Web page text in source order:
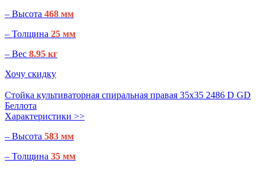
– Высота 468 мм
– Толщина 25 мм
– Вес 8.95 кг
Хочу скидку
Стойка культиваторная спиральная правая 35х35 2486 D GD
Беллота
Характеристики >>
– Высота 583 мм
– Толщина 35 мм